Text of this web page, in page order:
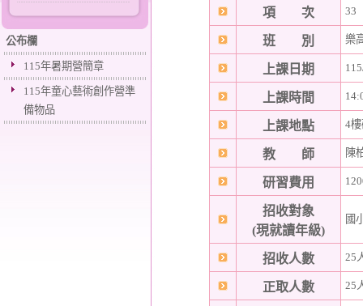
公布欄
115年暑期營簡章
115年童心藝術創作營準
備物品
項 次 33
班 別 樂
上課日期
上課時間
上課地點 4
教 師 陳
研習費用
招收對象
(現就讀年級)
國
招收人數 25
正取人數 25